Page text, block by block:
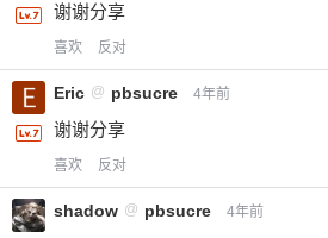
谢谢分享
喜欢 反对
Eric @ pbsucre 4年前
谢谢分享
喜欢 反对
shadow @ pbsucre 4年前